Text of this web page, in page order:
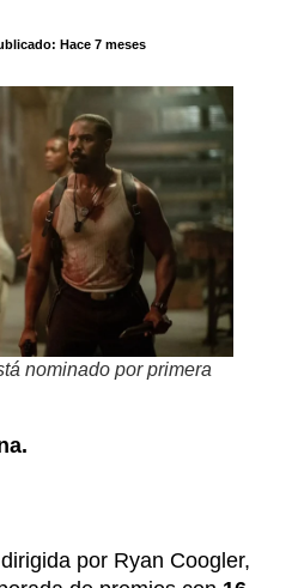
Hace 7 meses
nominado por primera
por Ryan Coogler,